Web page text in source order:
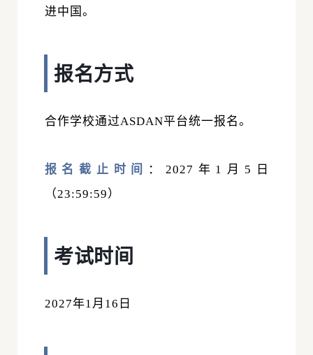
进中国。
报名方式
合作学校通过ASDAN平台统一报名。
报名截止时间
：2027年1月5日
（23:59:59）
考试时间
2027年1月16日